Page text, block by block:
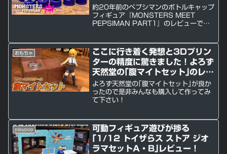
PEPSIMAN PART1』レビュ
ー！
約20年前のペプシマンのボトルキャップ
フィギュア『MONSTERS MEET
PEPSIMAN PART1』のレビューで
おもちゃ
ここに行き着く発想と3Dプリン
ターの精度に驚きました！よろず
天然堂の｢腹マイトセット｣のレビ
ューです。
よろず天然堂の｢腹マイトセット｣が良か
ったので是非みんなも購入して作ってみ
て下さい！
playpop
可動フィギュア遊びが捗る
｢1/12 トイザらス ストア ジオ
ラマセットA・B｣レビュー！